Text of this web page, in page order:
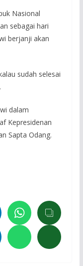
Nasional
sebagai hari
berjanji akan
sudah selesai
dalam
Kepresidenan
Sapta Odang.